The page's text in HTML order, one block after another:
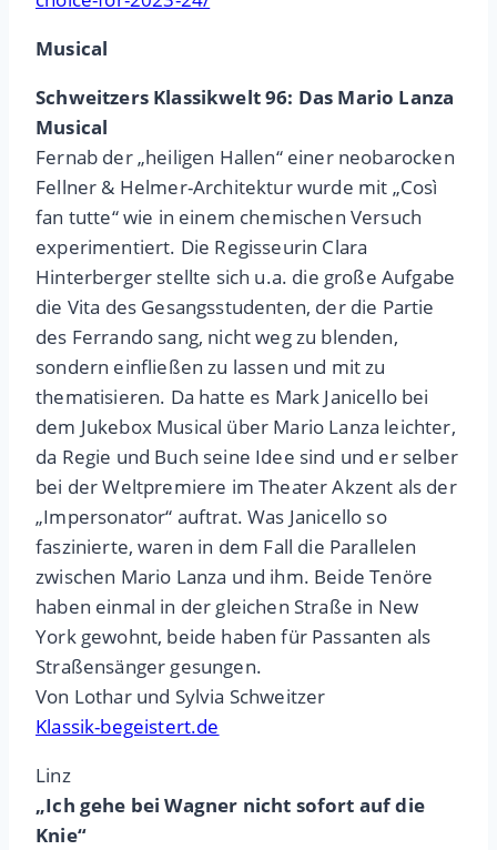
Musical
Schweitzers Klassikwelt 96: Das Mario Lanza
Musical
Fernab der „heiligen Hallen“ einer neobarocken
Fellner & Helmer-Architektur wurde mit „Così
fan tutte“ wie in einem chemischen Versuch
experimentiert. Die Regisseurin Clara
Hinterberger stellte sich u.a. die große Aufgabe
die Vita des Gesangsstudenten, der die Partie
des Ferrando sang, nicht weg zu blenden,
sondern einfließen zu lassen und mit zu
thematisieren. Da hatte es Mark Janicello bei
dem Jukebox Musical über Mario Lanza leichter,
da Regie und Buch seine Idee sind und er selber
bei der Weltpremiere im Theater Akzent als der
„Impersonator“ auftrat. Was Janicello so
faszinierte, waren in dem Fall die Parallelen
zwischen Mario Lanza und ihm. Beide Tenöre
haben einmal in der gleichen Straße in New
York gewohnt, beide haben für Passanten als
Straßensänger gesungen.
Von Lothar und Sylvia Schweitzer
Klassik-begeistert.de
Linz
„Ich gehe bei Wagner nicht sofort auf die
Knie“